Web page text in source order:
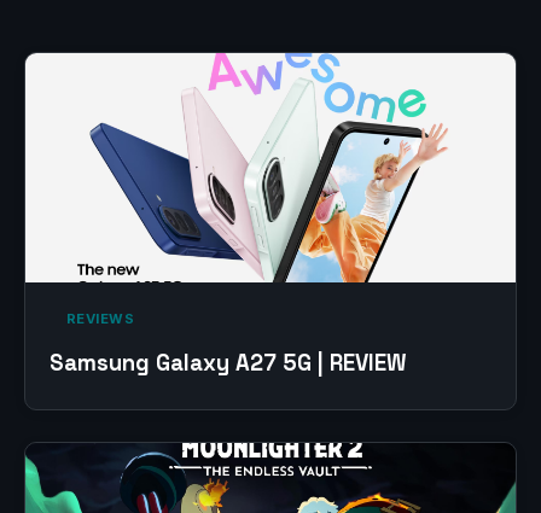
‎ REVIEWS‎
Samsung Galaxy A27 5G | REVIEW